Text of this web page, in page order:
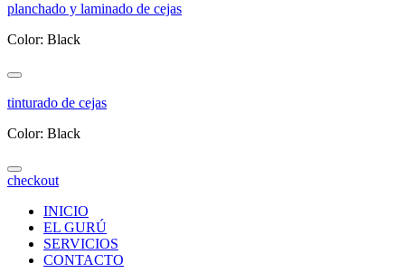
planchado y laminado de cejas
Color: Black
tinturado de cejas
Color: Black
checkout
INICIO
EL GURÚ
SERVICIOS
CONTACTO